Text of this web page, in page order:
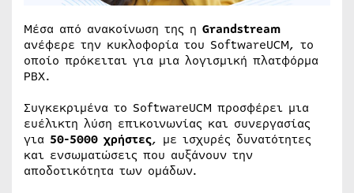
Μέσα από ανακοίνωση της η Grandstream
ανέφερε την κυκλοφορία του SoftwareUCM, το
οποίο πρόκειται για μια λογισμική πλατφόρμα
PBX.
Συγκεκριμένα το SoftwareUCM προσφέρει μια
ευέλικτη λύση επικοινωνίας και συνεργασίας
για 50-5000 χρήστες, με ισχυρές δυνατότητες
και ενσωματώσεις που αυξάνουν την
αποδοτικότητα των ομάδων.